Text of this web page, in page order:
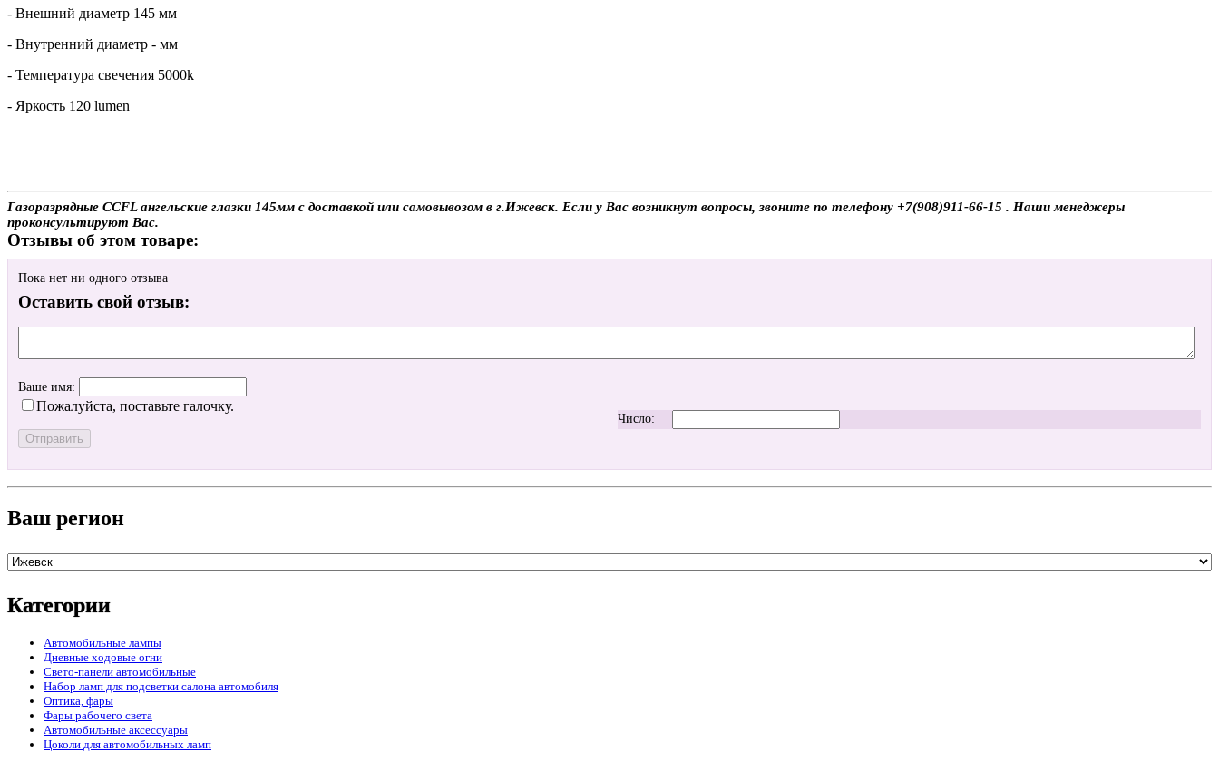
- Внешний диаметр 145 мм
- Внутренний диаметр - мм
- Температура свечения 5000k
- Яркость 120 lumen
Газоразрядные CCFL ангельские глазки 145мм с доставкой или самовывозом в г.Ижевск. Если у Вас возникнут вопросы, звоните по телефону +7(908)911-66-15 . Наши менеджеры
проконсультируют Вас.
Отзывы об этом товаре:
Пока нет ни одного отзыва
Оставить свой отзыв:
Ваше имя:
Пожалуйста, поставьте галочку.
Число:
Ваш регион
Категории
Автомобильные лампы
Дневные ходовые огни
Свето-панели автомобильные
Набор ламп для подсветки салона автомобиля
Оптика, фары
Фары рабочего света
Автомобильные аксессуары
Цоколи для автомобильных ламп